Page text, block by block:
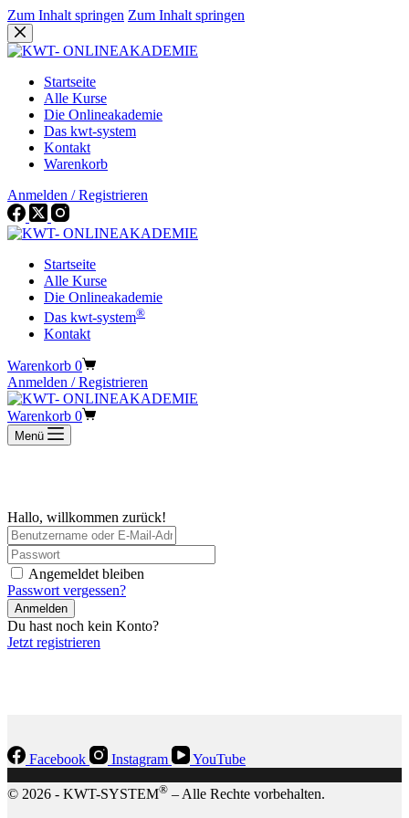
Zum Inhalt springen Zum Inhalt springen
Startseite
Alle Kurse
Die Onlineakademie
Das kwt-system
Kontakt
Warenkorb
Anmelden / Registrieren
Startseite
Alle Kurse
Die Onlineakademie
Das kwt-system®
Kontakt
Warenkorb 0
Anmelden / Registrieren
Warenkorb 0
Menü
Hallo, willkommen zurück!
Angemeldet bleiben
Passwort vergessen?
Anmelden
Du hast noch kein Konto?
Jetzt registrieren
Facebook Instagram YouTube
© 2026 - KWT-SYSTEM® – Alle Rechte vorbehalten.